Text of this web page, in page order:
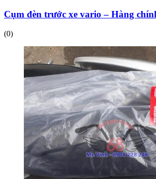
Cụm đèn trước xe vario – Hàng
(0)